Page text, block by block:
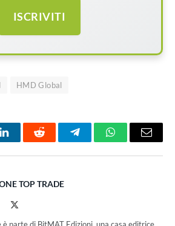
ISCRIVITI
HMD Global
LinkedInReddit TelegramWhatsAppEmail
TOP TRADE